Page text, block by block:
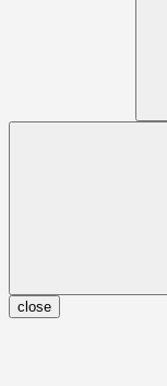
close